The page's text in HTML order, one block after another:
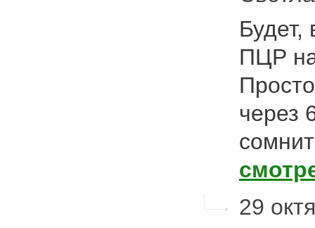
Будет,
ПЦР
через
29